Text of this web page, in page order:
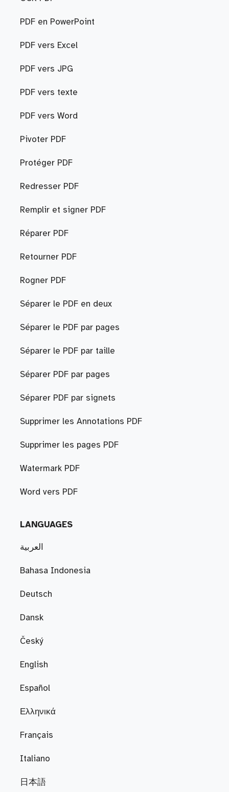
PDF en PowerPoint
PDF vers Excel
PDF vers JPG
PDF vers texte
PDF vers Word
Pivoter PDF
Protéger PDF
Redresser PDF
Remplir et signer PDF
Réparer PDF
Retourner PDF
Rogner PDF
Séparer le PDF en deux
Séparer le PDF par pages
Séparer le PDF par taille
Séparer PDF par pages
Séparer PDF par signets
Supprimer les Annotations PDF
Supprimer les pages PDF
Watermark PDF
Word vers PDF
LANGUAGES
العربية
Bahasa Indonesia
Deutsch
Dansk
Český
English
Español
Ελληνικά
Français
Italiano
日本語